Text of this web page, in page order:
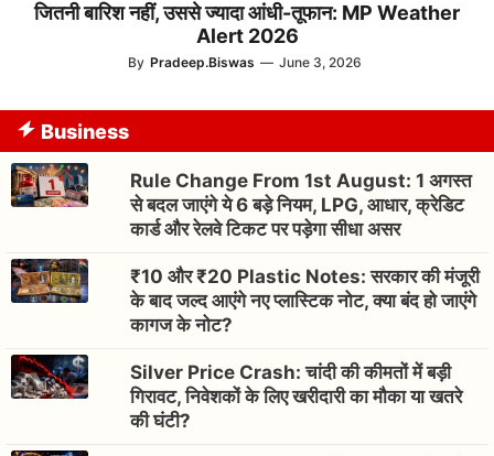
जितनी बारिश नहीं, उससे ज्यादा आंधी-तूफान: MP Weather
Alert 2026
By Pradeep.Biswas — June 3, 2026
Business
Rule Change From 1st August: 1 अगस्त
से बदल जाएंगे ये 6 बड़े नियम, LPG, आधार, क्रेडिट
कार्ड और रेलवे टिकट पर पड़ेगा सीधा असर
₹10 और ₹20 Plastic Notes: सरकार की मंजूरी
के बाद जल्द आएंगे नए प्लास्टिक नोट, क्या बंद हो जाएंगे
कागज के नोट?
Silver Price Crash: चांदी की कीमतों में बड़ी
गिरावट, निवेशकों के लिए खरीदारी का मौका या खतरे
की घंटी?